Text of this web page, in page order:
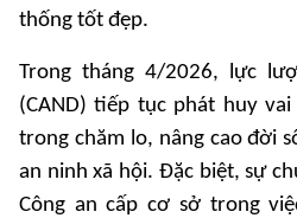
thống tốt đẹp.
Trong tháng 4/2026, lực
(CAND) tiếp tục phát huy
trong chăm lo, nâng cao đời
an ninh xã hội. Đặc biệt, sự
Công an cấp cơ sở trong